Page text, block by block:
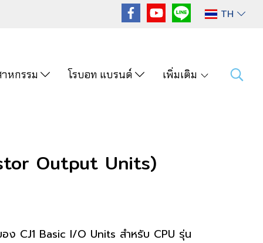
TH
าหกรรม โรบอท แบรนด์ เพิ่มเติม
Output Units)
CJ1 Basic I/O Units สำหรับ CPU รุ่น